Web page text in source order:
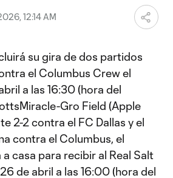
12:14 AM
su gira de dos partidos
el Columbus Crew el
a las 16:30 (hora del
Gro Field (Apple
2-2 contra el FC Dallas y el
contra el Columbus, el
casa para recibir al Real Salt
de abril a las 16:00 (hora del